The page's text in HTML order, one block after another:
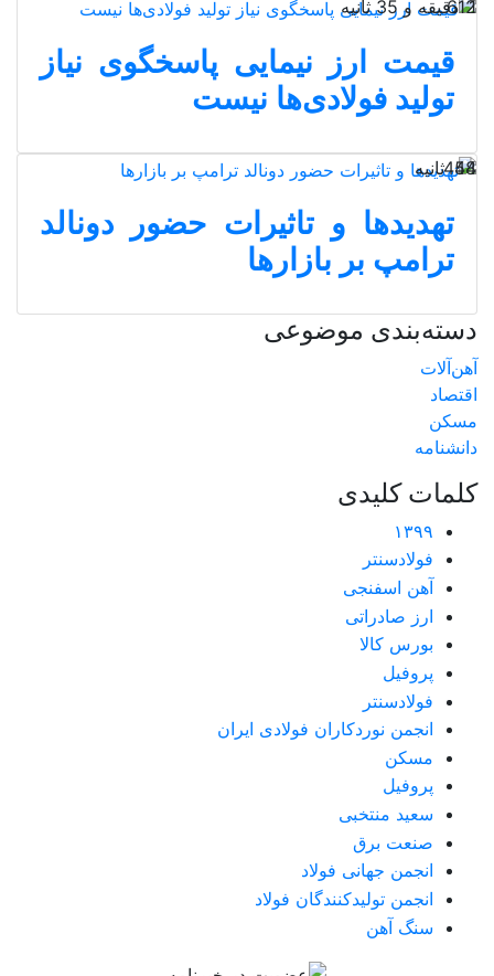
1 دقیقه و 35 ثانیه
612
قیمت ارز نیمایی پاسخگوی نیاز
تولید فولادی‌ها نیست
44 ثانیه
458
تهدیدها و تاثیرات حضور دونالد
ترامپ بر بازارها
دسته‌بندی موضوعی
آهن‌آلات
اقتصاد
مسکن
دانشنامه
کلمات کلیدی
۱۳۹۹
فولادسنتر
آهن اسفنجی
ارز صادراتی
بورس کالا
پروفیل
فولادسنتر
انجمن نوردکاران فولادی ایران
مسکن
پروفیل
سعید منتخبی
صنعت برق
انجمن جهانی فولاد
انجمن تولیدکنندگان فولاد
سنگ آهن